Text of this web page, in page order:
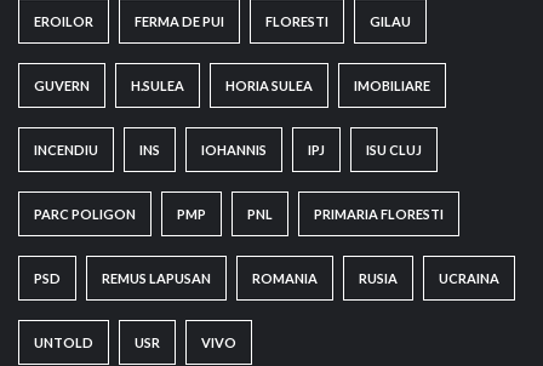
EROILOR FERMA DE PUI FLORESTI GILAU
GUVERN H.SULEA HORIA SULEA IMOBILIARE
INCENDIU INS IOHANNIS IPJ ISU CLUJ
PARC POLIGON PMP PNL PRIMARIA FLORESTI
PSD REMUS LAPUSAN ROMANIA RUSIA UCRAINA
UNTOLD USR VIVO